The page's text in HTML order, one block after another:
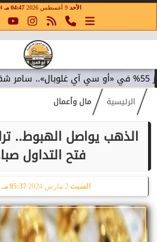
الأحد 04:47 مـ 24
الرئيسية مال وأعمال
فتح التداول
السبت 05:37 مـ